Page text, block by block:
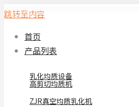
跳转至内容
首页
产品列表
乳化均质设备
高剪切均质机
ZJR真空均质乳化机